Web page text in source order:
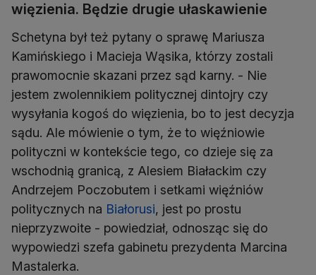
więzienia. Będzie drugie ułaskawienie
Schetyna był też pytany o sprawę Mariusza
Kamińskiego i Macieja Wąsika, którzy zostali
prawomocnie skazani przez sąd karny. - Nie
jestem zwolennikiem politycznej dintojry czy
wysyłania kogoś do więzienia, bo to jest decyzja
sądu. Ale mówienie o tym, że to więźniowie
polityczni w kontekście tego, co dzieje się za
wschodnią granicą, z Alesiem Białackim czy
Andrzejem Poczobutem i setkami więźniów
politycznych na Białorusi, jest po prostu
nieprzyzwoite - powiedział, odnosząc się do
wypowiedzi szefa gabinetu prezydenta Marcina
Mastalerka.